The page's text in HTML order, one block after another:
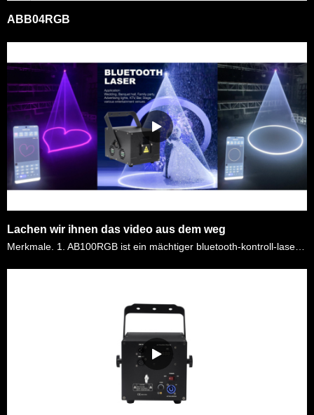
ABB04RGB
Lachen wir ihnen das video aus dem weg
Merkmale. 1. AB100RGB ist ein mächtiger bluetooth-kontroll-laser. Komplizierte laservorführungen können bereits mit hilfe eines einfachen smartphones Oder tablets abgehen. Das ist billiger, einfach……